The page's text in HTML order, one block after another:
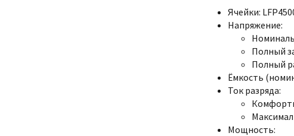
Ячейки:
Напряжение:
Полный
Полный
Ёмкость
Ток разряда:
Мощность: